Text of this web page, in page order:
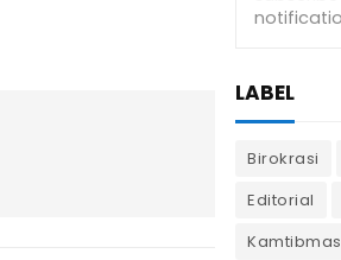
LABEL
Birokrasi
Editorial
Kamtibmas